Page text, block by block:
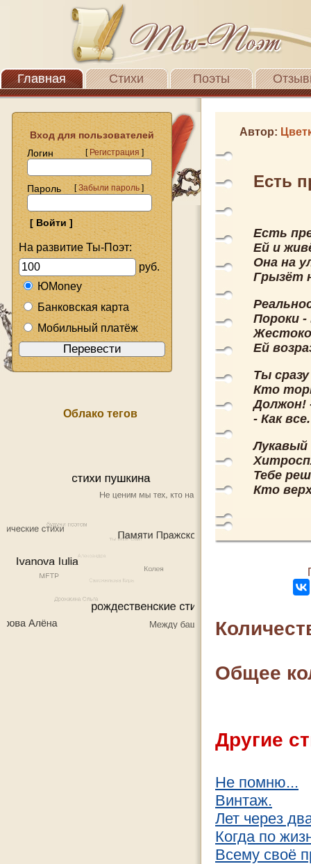
Главная Стихи Поэты
Вход для пользователей
Логин
[Регистрация]
Пароль [Забыли пароль]
На развитие Ты-Поэт:
руб.
ЮMoney
Банковская карта
Мобильный платёж
Облако тегов
Автор:
Есть
Есть
Ей и
Она на
Грызёт
Пороки
Ей
Ты
Кто
Должон!
- Как
Тебе
Кто
Общее
Другие
Не помню...
Винтаж.
Лет через
Когда по
Всему своё